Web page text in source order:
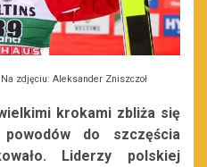
Na zdjęciu: Aleksander Zniszczoł
krokami zbliża się
do szczęścia
Liderzy polskiej